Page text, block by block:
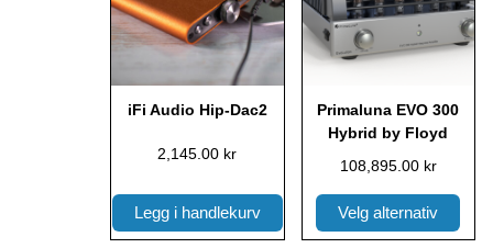
iFi Audio Hip-Dac2
2,145.00 kr
Legg i handlekurv
Primaluna EVO 300
Hybrid by Floyd
108,895.00 kr
Velg alternativ
flere
varianter.
Alternativene
velges
produktsiden